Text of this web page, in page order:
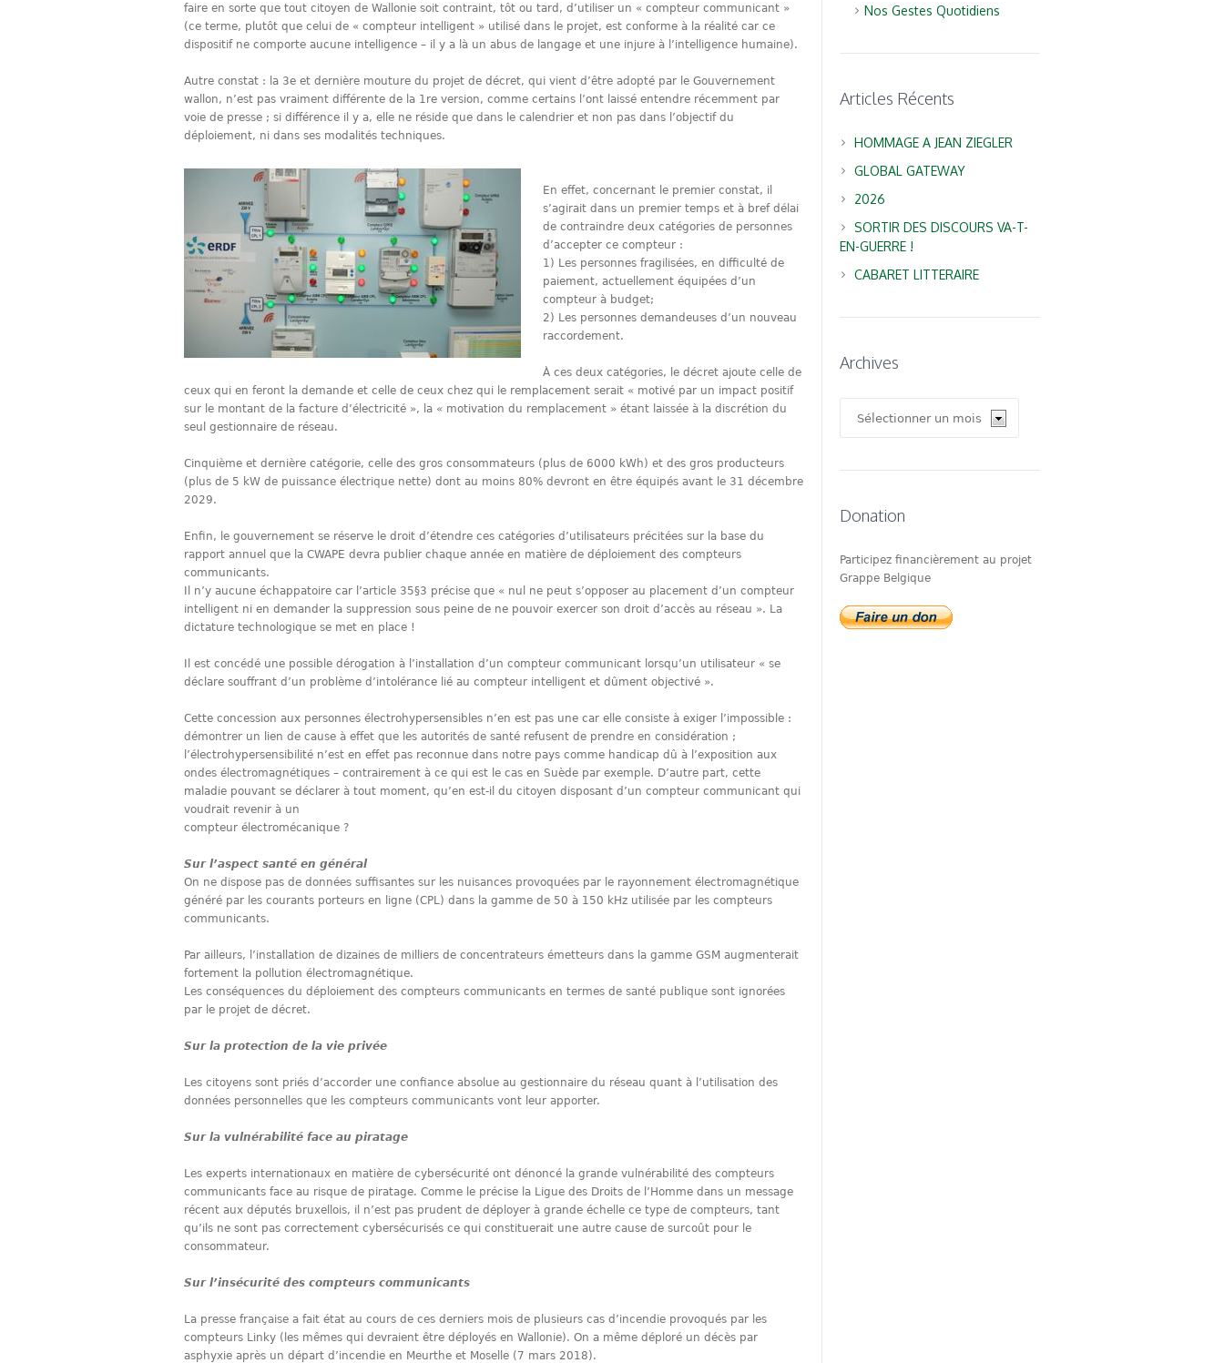
faire en sorte que tout citoyen de Wallonie soit contraint, tôt ou tard, d’utiliser un « compteur communicant »
(ce terme, plutôt que celui de « compteur intelligent » utilisé dans le projet, est conforme à la réalité car ce
dispositif ne comporte aucune intelligence – il y a là un abus de langage et une injure à l’intelligence humaine).
Autre constat : la 3e et dernière mouture du projet de décret, qui vient d’être adopté par le Gouvernement
wallon, n’est pas vraiment différente de la 1re version, comme certains l’ont laissé entendre récemment par
voie de presse ; si différence il y a, elle ne réside que dans le calendrier et non pas dans l’objectif du
déploiement, ni dans ses modalités techniques.
En effet, concernant le premier constat, il
s’agirait dans un premier temps et à bref délai
de contraindre deux catégories de personnes
d’accepter ce compteur :
1) Les personnes fragilisées, en difficulté de
paiement, actuellement équipées d’un
compteur à budget;
2) Les personnes demandeuses d’un nouveau
raccordement.
À ces deux catégories, le décret ajoute celle de
ceux qui en feront la demande et celle de ceux chez qui le remplacement serait « motivé par un impact positif
sur le montant de la facture d’électricité », la « motivation du remplacement » étant laissée à la discrétion du
seul gestionnaire de réseau.
Cinquième et dernière catégorie, celle des gros consommateurs (plus de 6000 kWh) et des gros producteurs
(plus de 5 kW de puissance électrique nette) dont au moins 80% devront en être équipés avant le 31 décembre
2029.
Enfin, le gouvernement se réserve le droit d’étendre ces catégories d’utilisateurs précitées sur la base du
rapport annuel que la CWAPE devra publier chaque année en matière de déploiement des compteurs
communicants.
Il n’y aucune échappatoire car l’article 35§3 précise que « nul ne peut s’opposer au placement d’un compteur
intelligent ni en demander la suppression sous peine de ne pouvoir exercer son droit d’accès au réseau ». La
dictature technologique se met en place !
Il est concédé une possible dérogation à l’installation d’un compteur communicant lorsqu’un utilisateur « se
déclare souffrant d’un problème d’intolérance lié au compteur intelligent et dûment objectivé ».
Cette concession aux personnes électrohypersensibles n’en est pas une car elle consiste à exiger l’impossible :
démontrer un lien de cause à effet que les autorités de santé refusent de prendre en considération ;
l’électrohypersensibilité n’est en effet pas reconnue dans notre pays comme handicap dû à l’exposition aux
ondes électromagnétiques – contrairement à ce qui est le cas en Suède par exemple. D’autre part, cette
maladie pouvant se déclarer à tout moment, qu’en est-il du citoyen disposant d’un compteur communicant qui
voudrait revenir à un
compteur électromécanique ?
Sur l’aspect santé en général
On ne dispose pas de données suffisantes sur les nuisances provoquées par le rayonnement électromagnétique
généré par les courants porteurs en ligne (CPL) dans la gamme de 50 à 150 kHz utilisée par les compteurs
communicants.
Par ailleurs, l’installation de dizaines de milliers de concentrateurs émetteurs dans la gamme GSM augmenterait
fortement la pollution électromagnétique.
Les conséquences du déploiement des compteurs communicants en termes de santé publique sont ignorées
par le projet de décret.
Sur la protection de la vie privée
Les citoyens sont priés d’accorder une confiance absolue au gestionnaire du réseau quant à l’utilisation des
données personnelles que les compteurs communicants vont leur apporter.
Sur la vulnérabilité face au piratage
Les experts internationaux en matière de cybersécurité ont dénoncé la grande vulnérabilité des compteurs
communicants face au risque de piratage. Comme le précise la Ligue des Droits de l’Homme dans un message
récent aux députés bruxellois, il n’est pas prudent de déployer à grande échelle ce type de compteurs, tant
qu’ils ne sont pas correctement cybersécurisés ce qui constituerait une autre cause de surcoût pour le
consommateur.
Sur l’insécurité des compteurs communicants
La presse française a fait état au cours de ces derniers mois de plusieurs cas d’incendie provoqués par les
compteurs Linky (les mêmes qui devraient être déployés en Wallonie). On a même déploré un décès par
asphyxie après un départ d’incendie en Meurthe et Moselle (7 mars 2018).
Nos Gestes Quotidiens
Articles Récents
HOMMAGE A JEAN ZIEGLER
GLOBAL GATEWAY
2026
SORTIR DES DISCOURS VA-T-
EN-GUERRE !
CABARET LITTERAIRE
Archives
Donation
Participez financièrement au projet
Grappe Belgique